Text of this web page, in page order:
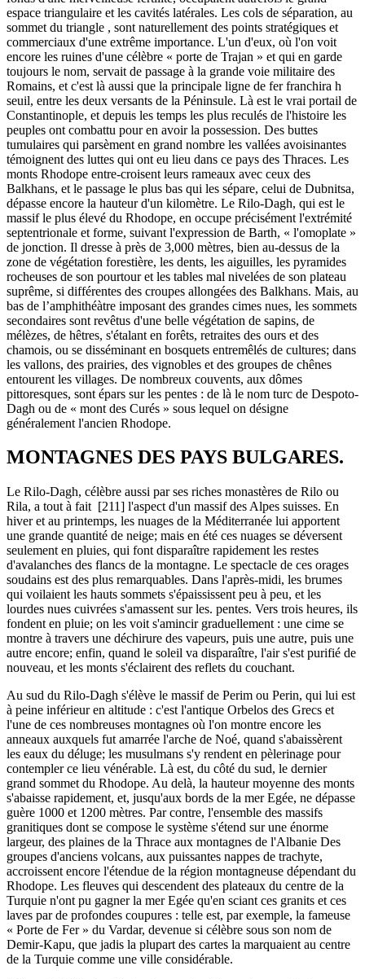
espace triangulaire et les cavités latérales. Les cols de séparation, au
sommet du triangle , sont naturellement des points stratégiques et
commerciaux d'une extrême importance. L'un d'eux, où l'on voit
encore les ruines d'une célèbre « porte de Trajan » et qui en garde
toujours le nom, servait de passage à la grande voie militaire des
Romains, et c'est là aussi que la principale ligne de fer franchira h
seuil, entre les deux versants de la Péninsule. Là est le vrai portail de
Constantinople, et depuis les temps les plus reculés de l'histoire les
peuples ont combattu pour en avoir la possession. Des buttes
tumulaires qui parsèment en grand nombre les vallées avoisinantes
témoignent des luttes qui ont eu lieu dans ce pays des Thraces. Les
monts Rhodope entre-croisent leurs rameaux avec ceux des
Balkhans, et le passage le plus bas qui les sépare, celui de Dubnitsa,
dépasse encore la hauteur d'un kilomètre. Le Rilo-Dagh, qui est le
massif le plus élevé du Rhodope, en occupe précisément l'extrémité
septentrionale et forme, suivant l'expression de Barth, « l'omoplate »
de jonction. Il dresse à près de 3,000 mètres, bien au-dessus de la
zone de végétation forestière, les dents, les aiguilles, les pyramides
rocheuses de son pourtour et les tables mal nivelées de son plateau
suprême, si différentes des croupes allongées des Balkhans. Mais, au
bas de l’amphithéàtre imposant des grandes cimes nues, les sommets
secondaires sont revêtus d'une belle végétation de sapins, de
mélèzes, de hêtres, s'étalant en forêts, retraites des ours et des
chamois, ou se disséminant en bosquets entremêlés de cultures; dans
les vallons, des prairies, des vignobles et des groupes de chênes
entourent les villages. De nombreux couvents, aux dômes
pittoresques, sont épars sur les pentes : de là le nom turc de Despoto-
Dagh ou de « mont des Curés » sous lequel on désigne
généralement l'ancien Rhodope.
MONTAGNES DES PAYS BULGARES.
Le Rilo-Dagh, célèbre aussi par ses riches monastères de Rilo ou
Rila, a tout à fait [211] l'aspect d'un massif des Alpes suisses. En
hiver et au printemps, les nuages de la Méditerranée lui apportent
une grande quantité de neige; mais en été ces nuages se déversent
seulement en pluies, qui font disparaître rapidement les restes
d'avalanches des flancs de la montagne. Le spectacle de ces orages
soudains est des plus remarquables. Dans l'après-midi, les brumes
qui voilaient les hauts sommets s'épaississent peu à peu, et les
lourdes nues cuivrées s'amassent sur les. pentes. Vers trois heures, ils
fondent en pluie; on les voit s'amincir graduellement : une cime se
montre à travers une déchirure des vapeurs, puis une autre, puis une
autre encore; enfin, quand le soleil va disparaître, l'air s'est purifié de
nouveau, et les monts s'éclairent des reflets du couchant.
Au sud du Rilo-Dagh s'élève le massif de Perim ou Perin, qui lui est
à peine inférieur en altitude : c'est l'antique Orbelos des Grecs et
l'une de ces nombreuses montagnes où l'on montre encore les
anneaux auxquels fut amarrée l'arche de Noé, quand s'abaissèrent
les eaux du déluge; les musulmans s'y rendent en pèlerinage pour
contempler ce lieu vénérable. Là est, du côté du sud, le dernier
grand sommet du Rhodope. Au delà, la hauteur moyenne des monts
s'abaisse rapidement, et, jusqu'aux bords de la mer Egée, ne dépasse
guère 1000 et 1200 mètres. Par contre, l'ensemble des massifs
granitiques dont se compose le système s'étend sur une énorme
largeur, des plaines de la Thrace aux montagnes de l'Albanie Des
groupes d'anciens volcans, aux puissantes nappes de trachyte,
accroissent encore l'étendue de la région montagneuse dépendant du
Rhodope. Les fleuves qui descendent des plateaux du centre de la
Turquie n'ont pu gagner la mer Egée qu'en sciant ces granits et ces
laves par de profondes coupures : telle est, par exemple, la fameuse
« Porte de Fer » du Vardar, devenue si célèbre sous son nom de
Demir-Kapu, que jadis la plupart des cartes la marquaient au centre
de la Turquie comme une ville considérable.